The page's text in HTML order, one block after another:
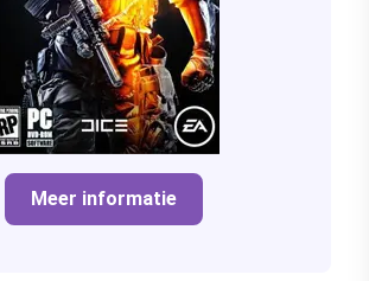
Meer informatie